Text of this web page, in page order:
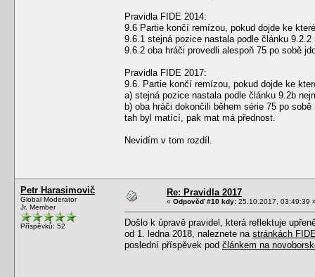
Pravidla FIDE 2014:
9.6 Partie končí remízou, pokud dojde ke
9.6.1 stejná pozice nastala podle článku 9.2.2
9.6.2 oba hráči provedli alespoň 75 po sobě
Pravidla FIDE 2017:
9.6. Partie končí remízou, pokud dojde ke
a) stejná pozice nastala podle článku 9.2b
b) oba hráči dokončili během série 75 po
tah byl matící, pak mat má přednost.
Nevidím v tom rozdíl.
Petr Harasimovič
Global Moderator
Jr. Member
Příspěvků: 52
Re: Pravidla 2017
« Odpověď #10 kdy: 25.10.2017, 03:49:39
Došlo k úpravě pravidel, která reflektuje
od 1. ledna 2018, naleznete na stránkách
poslední příspěvek pod článkem na